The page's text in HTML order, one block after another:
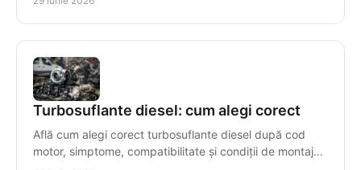
Turbosuflante diesel: cum alegi corect
Află cum alegi corect turbosuflante diesel după cod
motor, simptome, compatibilitate și condiții de montaj